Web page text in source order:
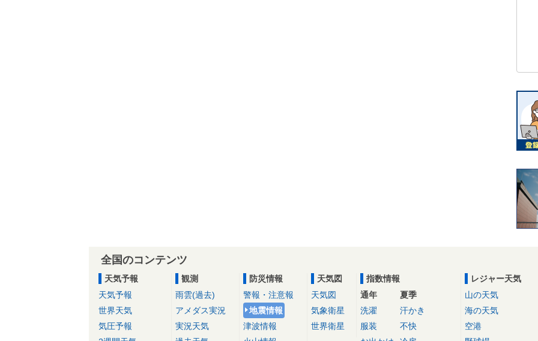
全国のコンテンツ
天気予報
天気予報
世界天気
気圧予報
観測
雨雲(過去)
アメダス実況
実況天気
防災情報
警報・注意報
地震情報
津波情報
天気図
天気図
気象衛星
世界衛星
指数情報
通年
洗濯
服装
夏季
汗かき
不快
レジャー天気
山の天気
海の天気
空港